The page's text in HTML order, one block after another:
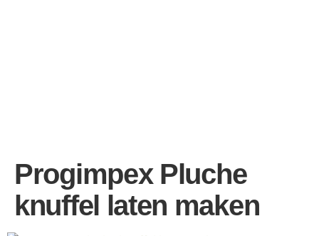
Progimpex Pluche
knuffel laten maken